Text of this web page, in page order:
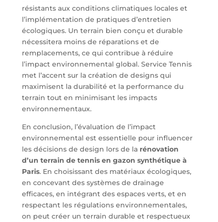
résistants aux conditions climatiques locales et
l’implémentation de pratiques d’entretien
écologiques. Un terrain bien conçu et durable
nécessitera moins de réparations et de
remplacements, ce qui contribue à réduire
l’impact environnemental global. Service Tennis
met l’accent sur la création de designs qui
maximisent la durabilité et la performance du
terrain tout en minimisant les impacts
environnementaux.
En conclusion, l’évaluation de l’impact
environnemental est essentielle pour influencer
les décisions de design lors de la rénovation
d’un terrain de tennis en gazon synthétique à
Paris. En choisissant des matériaux écologiques,
en concevant des systèmes de drainage
efficaces, en intégrant des espaces verts, et en
respectant les régulations environnementales,
on peut créer un terrain durable et respectueux